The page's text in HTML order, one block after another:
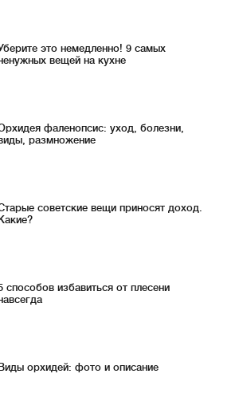
это немедленно! 9 самых
вещей на кухне
фаленопсис: уход, болезни,
размножение
советские вещи приносят доход.
Какие?
способов избавиться от плесени
Виды орхидей: фото и описание